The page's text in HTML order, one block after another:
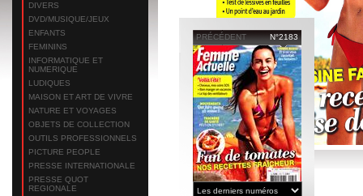
DIVERS
DVD/MUSIQUE/JEUX
ENFANTS
FEMININS
INFORMATIQUE ET
NUMERIQUE
LUDIQUES
MAISON ET ART DE VIVRE
NATURE ET VOYAGES
OBJETS DE COLLECTION
OUTILS PROFESSIONNELS
PICTURE PEOPLE
PRESSE INTERNATIONALE
PRESSE QUOT
REGIONALE
PRÉCÉDENT N°2183